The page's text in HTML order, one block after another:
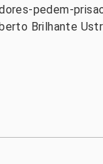
pedem-
Brilhante